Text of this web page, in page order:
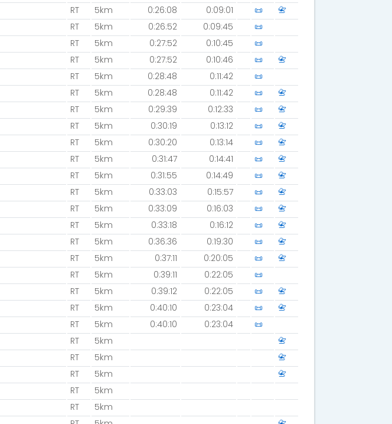
RT 5km 0:26:08 0:09:01 📜
📇
RT 5km 0:26:52 0:09:45
📜
RT 5km 0:27:52 0:10:45
📜
RT 5km 0:27:52 0:10:46 📜
📇
RT 5km 0:28:48 0:11:42
📜
RT 5km 0:28:48 0:11:42 📜
📇
RT 5km 0:29:39 0:12:33 📜
📇
RT 5km 0:30:19 0:13:12 📜
📇
RT 5km 0:30:20 0:13:14 📜
📇
RT 5km 0:31:47 0:14:41 📜
📇
RT 5km 0:31:55 0:14:49 📜
📇
RT 5km 0:33:03 0:15:57 📜
📇
RT 5km 0:33:09 0:16:03 📜
📇
RT 5km 0:33:18 0:16:12 📜
📇
RT 5km 0:36:36 0:19:30 📜
📇
RT 5km 0:37:11 0:20:05 📜
📇
RT 5km 0:39:11 0:22:05
📜
RT 5km 0:39:12 0:22:05 📜
📇
RT 5km 0:40:10 0:23:04 📜
📇
RT 5km 0:40:10 0:23:04
📜
RT 5km
📇
RT 5km
📇
RT 5km
📇
RT
5km
RT
5km